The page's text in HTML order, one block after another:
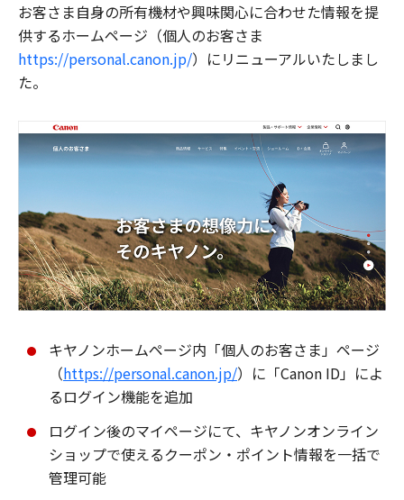
お客さま自身の所有機材や興味関心に合わせた情報を提
供するホームページ（個人のお客さま
https://personal.canon.jp/）にリニューアルいたしまし
た。
キヤノンホームページ内「個人のお客さま」ページ
（https://personal.canon.jp/）に「Canon ID」によ
るログイン機能を追加
ログイン後のマイページにて、キヤノンオンライン
ショップで使えるクーポン・ポイント情報を一括で
管理可能